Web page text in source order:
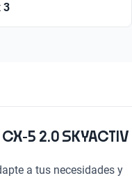
3
5 2.0 SKYACTIV
a tus necesidades y